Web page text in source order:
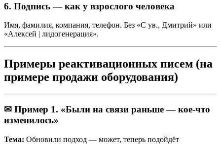
6. Подпись — как у взрослого человека
Имя, фамилия, компания, телефон. Без «С ув., Дмитрий» или
«Алексей | лидогенерация».
Примеры реактивационных писем (на
примере продажи оборудования)
✉ Пример 1. «Были на связи раньше — кое-что
изменилось»
Тема: Обновили подход — может, теперь подойдёт